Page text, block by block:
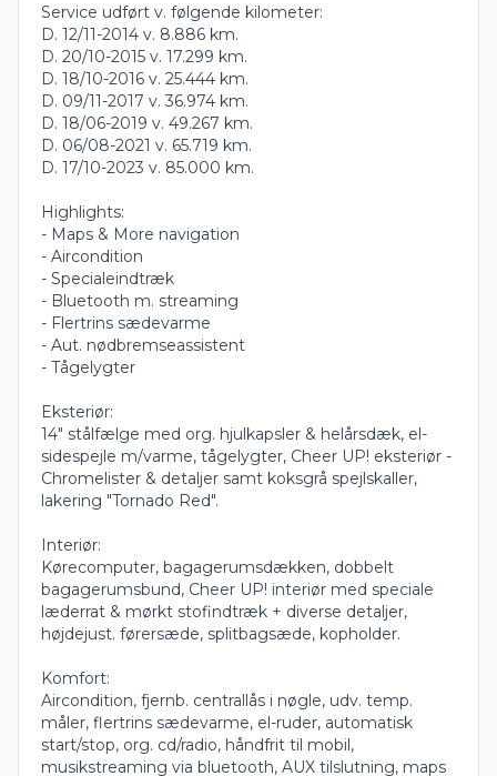
Service udført v. følgende kilometer:
D. 12/11-2014 v. 8.886 km.
D. 20/10-2015 v. 17.299 km.
D. 18/10-2016 v. 25.444 km.
D. 09/11-2017 v. 36.974 km.
D. 18/06-2019 v. 49.267 km.
D. 06/08-2021 v. 65.719 km.
D. 17/10-2023 v. 85.000 km.
Highlights:
- Maps & More navigation
- Aircondition
- Specialeindtræk
- Bluetooth m. streaming
- Flertrins sædevarme
- Aut. nødbremseassistent
- Tågelygter
Eksteriør:
14" stålfælge med org. hjulkapsler & helårsdæk, el-
sidespejle m/varme, tågelygter, Cheer UP! eksteriør -
Chromelister & detaljer samt koksgrå spejlskaller,
lakering "Tornado Red".
Interiør:
Kørecomputer, bagagerumsdækken, dobbelt
bagagerumsbund, Cheer UP! interiør med speciale
læderrat & mørkt stofindtræk + diverse detaljer,
højdejust. førersæde, splitbagsæde, kopholder.
Komfort:
Aircondition, fjernb. centrallås i nøgle, udv. temp.
måler, flertrins sædevarme, el-ruder, automatisk
start/stop, org. cd/radio, håndfrit til mobil,
musikstreaming via bluetooth, AUX tilslutning, maps